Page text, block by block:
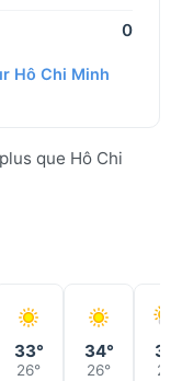
0
Hô Chi Minh
que Hô Chi
33°
26°
34°
26° 25°